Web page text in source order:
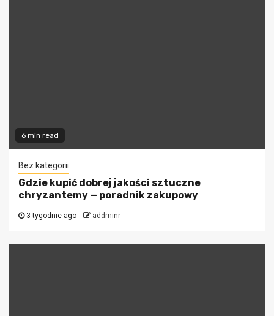
6 min read
Bez kategorii
Gdzie kupić dobrej jakości sztuczne
chryzantemy — poradnik zakupowy
3 tygodnie ago addminr